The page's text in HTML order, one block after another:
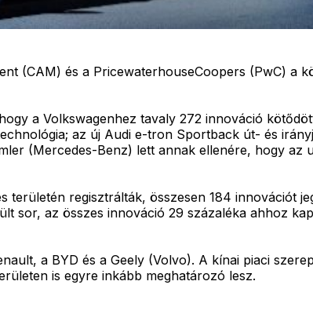
(CAM) és a PricewaterhouseCoopers (PwC) a
a Volkswagenhez tavaly 272 innováció
az új Audi e-tron Sportback út- és
(Mercedes-Benz) lett annak ellenére, hogy
regisztrálták, összesen 184 innovációt
sor, az összes innováció 29 százaléka ahhoz
a BYD és a Geely (Volvo). A kínai piaci
is egyre inkább meghatározó lesz.